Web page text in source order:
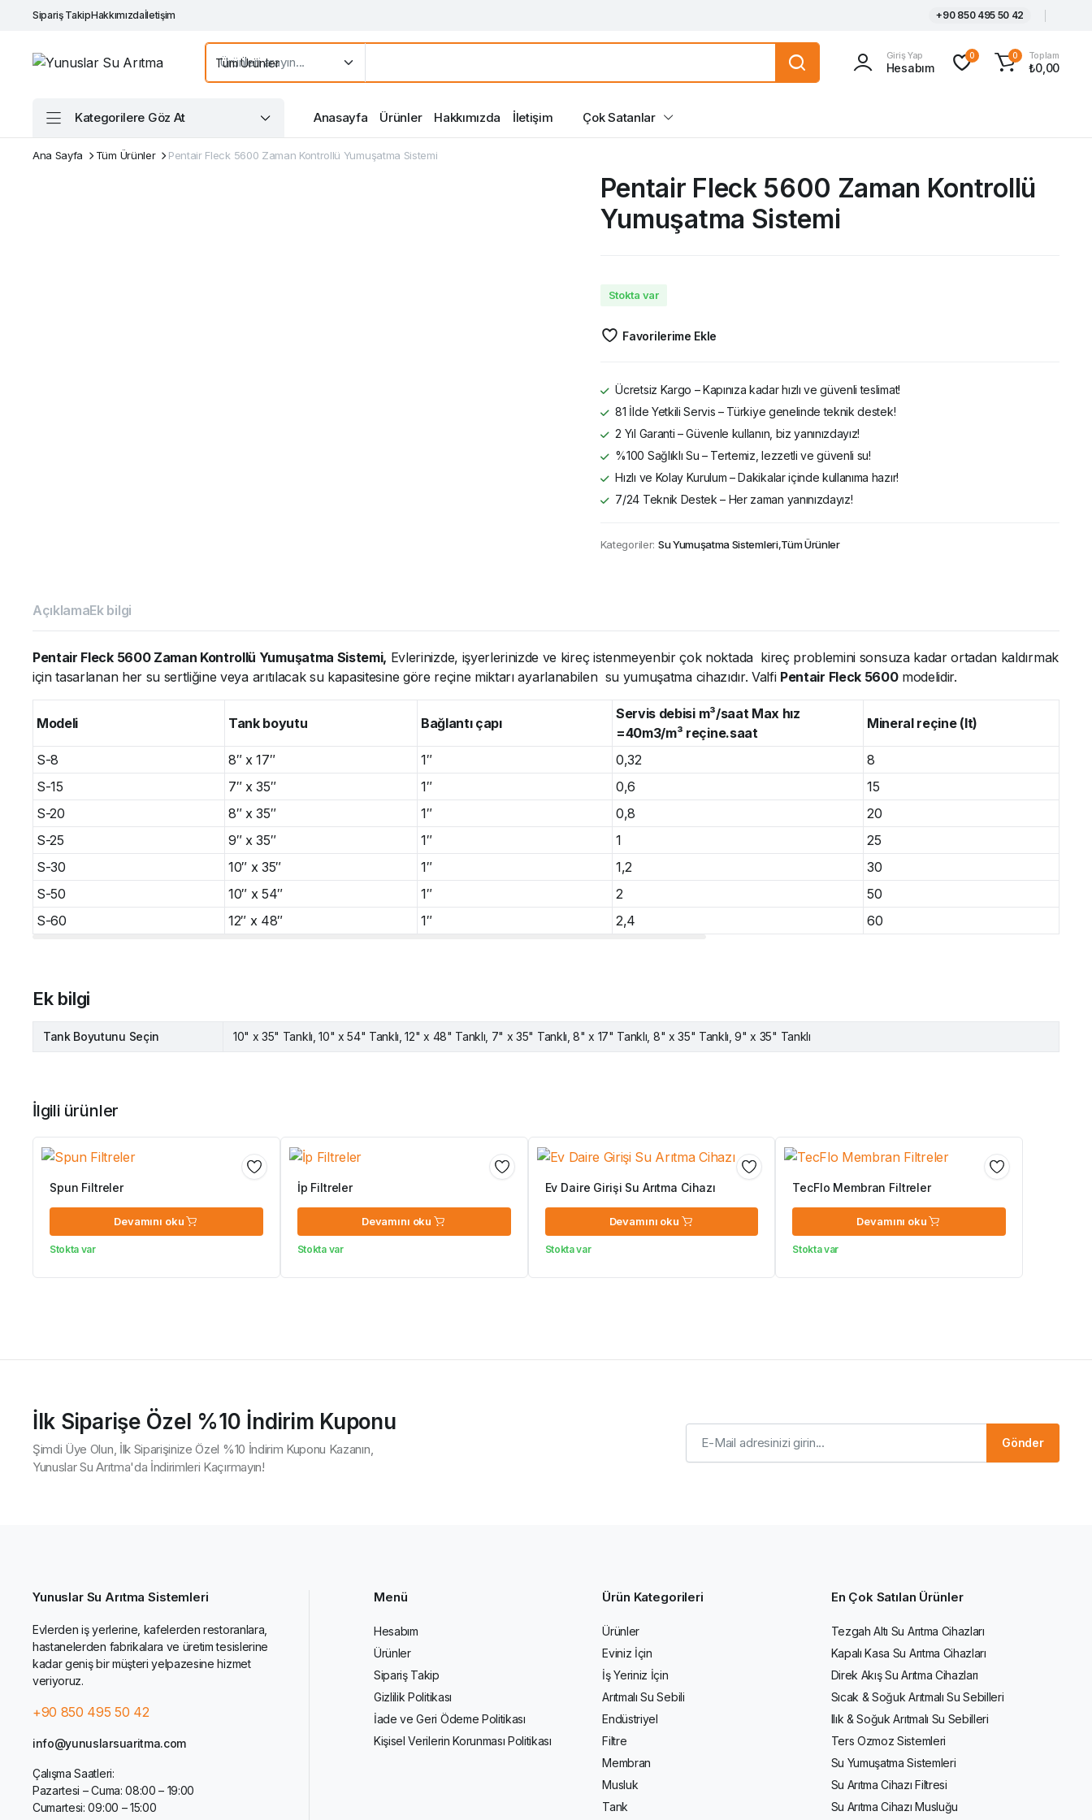
Sipariş TakipHakkımızdaİletişim +90 850 495 50 42
Giriş Yap
Hesabım
0 0 Toplam
₺0,00
Kategorilere Göz At Anasayfa Ürünler Hakkımızda İletişim Çok Satanlar
Ana Sayfa Tüm Ürünler Pentair Fleck 5600 Zaman Kontrollü Yumuşatma Sistemi
Pentair Fleck 5600 Zaman Kontrollü
Yumuşatma Sistemi
Stokta var
Favorilerime Ekle
Ücretsiz Kargo – Kapınıza kadar hızlı ve güvenli teslimat!
81 İlde Yetkili Servis – Türkiye genelinde teknik destek!
2 Yıl Garanti – Güvenle kullanın, biz yanınızdayız!
%100 Sağlıklı Su – Tertemiz, lezzetli ve güvenli su!
Hızlı ve Kolay Kurulum – Dakikalar içinde kullanıma hazır!
7/24 Teknik Destek – Her zaman yanınızdayız!
Kategoriler: Su Yumuşatma Sistemleri,Tüm Ürünler
AçıklamaEk bilgi
Pentair Fleck 5600 Zaman Kontrollü Yumuşatma Sistemi, Evlerinizde, işyerlerinizde ve kireç istenmeyenbir çok noktada kireç problemini sonsuza kadar ortadan kaldırmak
için tasarlanan her su sertliğine veya arıtılacak su kapasitesine göre reçine miktarı ayarlanabilen su yumuşatma cihazıdır. Valfi Pentair Fleck 5600modelidir.
Modeli Tank boyutu Bağlantı çapı
Servis debisi m³/saat Max hız
=40m3/m³ reçine.saat
Mineral reçine (lt)
S-8 8″ x 17″ 1″ 0,32
8
S-15
7″ x 35″ 1″ 0,6
15
S-20
8″ x 35″ 1″ 0,8
20
S-25
9″ x 35″ 1″ 1
25
S-30
10″ x 35″ 1″ 1,2
30
S-50
10″ x 54″ 1″ 2
50
S-60
12″ x 48″ 1″ 2,4 60
Ek bilgi
Tank Boyutunu Seçin 10" x 35" Tanklı, 10" x 54" Tanklı, 12" x 48" Tanklı, 7" x 35" Tanklı, 8" x 17" Tanklı, 8" x 35" Tanklı, 9" x 35" Tanklı
İlgili ürünler
Spun Filtreler
Devamını oku
Stokta var
İp Filtreler
Devamını oku
Stokta var
Ev Daire Girişi Su Arıtma Cihazı
Devamını oku
Stokta var
TecFlo Membran Filtreler
Devamını oku
Stokta var
İlk Siparişe Özel %10 İndirim Kuponu
Şimdi Üye Olun, İlk Siparişinize Özel %10 İndirim Kuponu Kazanın,
Yunuslar Su Arıtma'da İndirimleri Kaçırmayın!
Gönder
Yunuslar Su Arıtma Sistemleri
Evlerden iş yerlerine, kafelerden restoranlara,
hastanelerden fabrikalara ve üretim tesislerine
kadar geniş bir müşteri yelpazesine hizmet
veriyoruz.
+90 850 495 50 42
info@yunuslarsuaritma.com
Çalışma Saatleri:
Pazartesi – Cuma: 08:00 – 19:00
Cumartesi: 09:00 – 15:00
Menü
Hesabım
Ürünler
Sipariş Takip
Gizlilik Politikası
İade ve Geri Ödeme Politikası
Kişisel Verilerin Korunması Politikası
Ürün Kategorileri
Ürünler
Eviniz İçin
İş Yeriniz İçin
Arıtmalı Su Sebili
Endüstriyel
Filtre
Membran
Musluk
Tank
En Çok Satılan Ürünler
Tezgah Altı Su Arıtma Cihazları
Kapalı Kasa Su Arıtma Cihazları
Direk Akış Su Arıtma Cihazları
Sıcak & Soğuk Arıtmalı Su Sebilleri
Ilık & Soğuk Arıtmalı Su Sebilleri
Ters Ozmoz Sistemleri
Su Yumuşatma Sistemleri
Su Arıtma Cihazı Filtresi
Su Arıtma Cihazı Musluğu